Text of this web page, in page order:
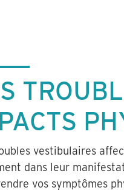
vestibulaires
dans leur
vos symptômes